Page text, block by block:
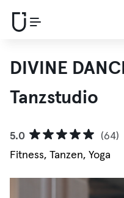
DIVINE
Tanzstudio
5.0
(64)
Fitness, Tanzen, Yoga